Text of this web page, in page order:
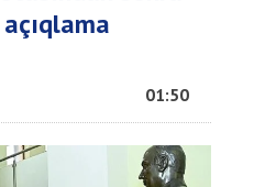
01:50